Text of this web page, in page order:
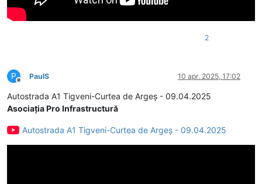
2
P
Deconectat
PaulS 10 apr. 2025, 17:02
Autostrada A1 Tigveni-Curtea de Argeș - 09.04.2025
Asociația Pro Infrastructură
Autostrada A1 Tigveni-Curtea de Argeș - 09.04.2025